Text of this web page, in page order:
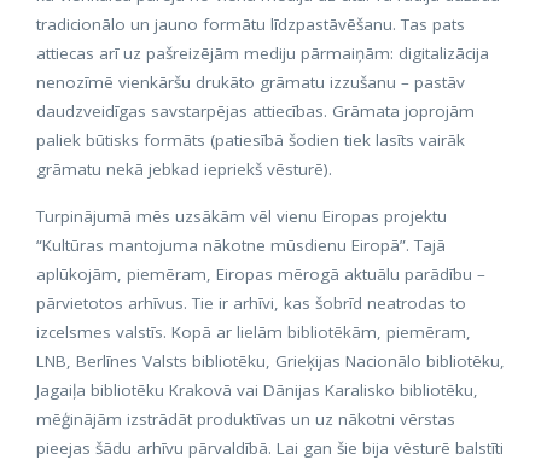
tradicionālo un jauno formātu līdzpastāvēšanu. Tas pats
attiecas arī uz pašreizējām mediju pārmaiņām: digitalizācija
nenozīmē vienkāršu drukāto grāmatu izzušanu – pastāv
daudzveidīgas savstarpējas attiecības. Grāmata joprojām
paliek būtisks formāts (patiesībā šodien tiek lasīts vairāk
grāmatu nekā jebkad iepriekš vēsturē).
Turpinājumā mēs uzsākām vēl vienu Eiropas projektu
“Kultūras mantojuma nākotne mūsdienu Eiropā”. Tajā
aplūkojām, piemēram, Eiropas mērogā aktuālu parādību –
pārvietotos arhīvus. Tie ir arhīvi, kas šobrīd neatrodas to
izcelsmes valstīs. Kopā ar lielām bibliotēkām, piemēram,
LNB, Berlīnes Valsts bibliotēku, Grieķijas Nacionālo bibliotēku,
Jagaiļa bibliotēku Krakovā vai Dānijas Karalisko bibliotēku,
mēģinājām izstrādāt produktīvas un uz nākotni vērstas
pieejas šādu arhīvu pārvaldībā. Lai gan šie bija vēsturē balstīti